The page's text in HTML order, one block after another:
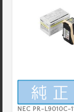
NEC PR-L9010C-